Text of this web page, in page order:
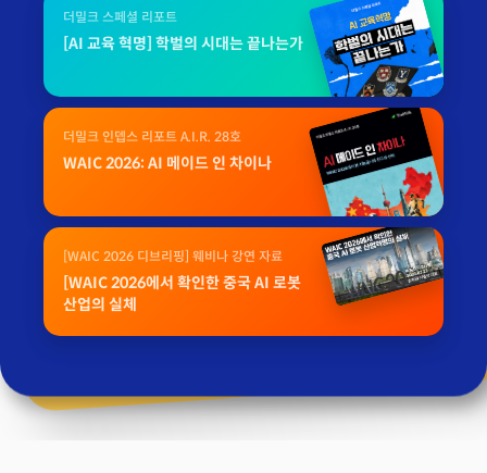
더밀크 스페셜 리포트
[AI 교육 혁명] 학벌의 시대는 끝나는가
더밀크 인뎁스 리포트 A.I.R. 28호
WAIC 2026: AI 메이드 인 차이나
[WAIC 2026 디브리핑] 웨비나 강연 자료
[WAIC 2026에서 확인한 중국 AI 로봇
산업의 실체